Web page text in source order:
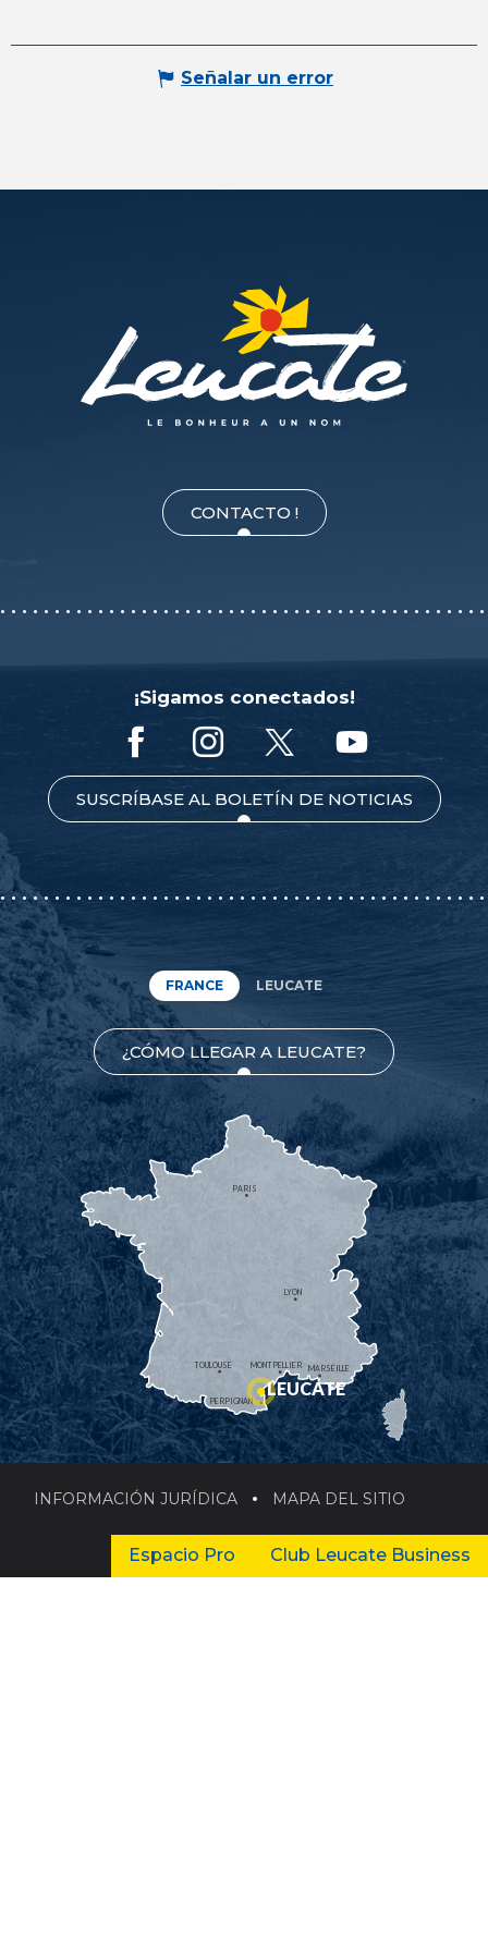
Señalar un error
CONTACTO !
¡Sigamos conectados!
SUSCRÍBASE AL BOLETÍN DE NOTICIAS
FRANCE LEUCATE
¿CÓMO LLEGAR A LEUCATE?
MONTPELLIER
PERPIGNAN
MARSEILLE
TOULOUSE
LYON
PARIS
LEUCATE
INFORMACIÓN JURÍDICA MAPA DEL SITIO
Espacio Pro Club Leucate Business